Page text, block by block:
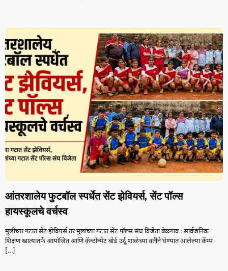
आंतरशालेय फुटबॉल स्पर्धेत सेंट झेवियर्स, सेंट पॉल्स
हायस्कूलचे वर्चस्व
मुलींच्या गटात सेंट झेवियर्स तर मुलांच्या गटात सेंट पॉल्स संघ विजेता बेळगाव : सार्वजनिक
शिक्षण खात्यातर्फे आयोजित आणि कॅन्टोन्मेंट बोर्ड उर्दू शाळेच्या वतीने घेण्यात आलेल्या कॅम्प
[…]